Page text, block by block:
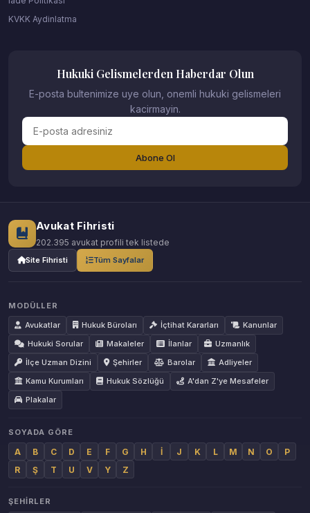
KVKK Aydinlatma
Hukuki Gelismelerden Haberdar Olun
E-posta bultenimize uye olun, onemli hukuki gelismeleri
kacirmayin.
Abone Ol
Avukat Fihristi
202.395 avukat profili tek listede
Site Fihristi Tüm Sayfalar
MODÜLLER
Avukatlar
Hukuk Büroları İçtihat Kararları
Kanunlar
Hukuki Sorular
Makaleler İlanlar
Uzmanlık
İlçe Uzman Dizini
Şehirler Barolar
Adliyeler
Kamu Kurumları
Hukuk Sözlüğü
A'dan Z'ye Mesafeler
Plakalar
SOYADA GÖRE
A B C D E F G H İ J K L M N O
P
R
Ş T U V Y Z
ŞEHIRLER